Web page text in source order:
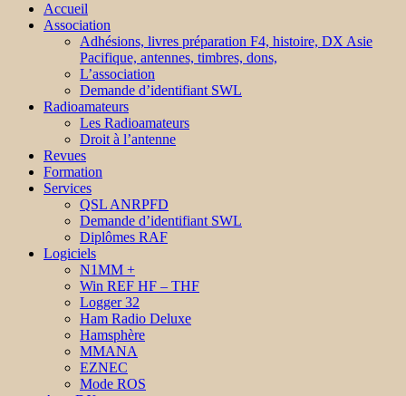
Accueil
Association
Adhésions, livres préparation F4, histoire, DX Asie
Pacifique, antennes, timbres, dons,
L’association
Demande d’identifiant SWL
Radioamateurs
Les Radioamateurs
Droit à l’antenne
Revues
Formation
Services
QSL ANRPFD
Demande d’identifiant SWL
Diplômes RAF
Logiciels
N1MM +
Win REF HF – THF
Logger 32
Ham Radio Deluxe
Hamsphère
MMANA
EZNEC
Mode ROS